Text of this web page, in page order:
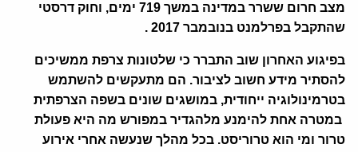
מצב חרום ששרר במדינה במשך 719 ימים, וחוק דרסטי
שהתקבל בפרלמנט בנובמבר 2017 .
בפיגוע האחרון שוב התברר כי שלטונות צרפת ממשיכים
להסתיר מידע חשוב לציבור. הם מתעקשים להשתמש
בטרמינולוגיה ייחודית, במושגים שונים בשפה הצרפתית
במטרה אחת להימנע מלהגדיר במפורש מה היא פעולת
טרור ומי הוא טרוריסט. בכל מהלך שנעשה אחרי אירוע